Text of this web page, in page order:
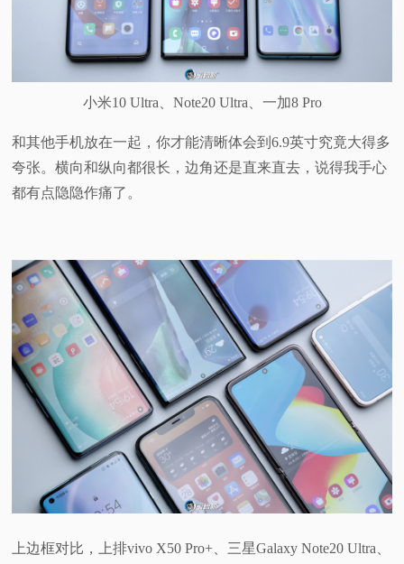
小米10 Ultra、Note20 Ultra、一加8 Pro
和其他手机放在一起，你才能清晰体会到6.9英寸究竟大得多
夸张。横向和纵向都很长，边角还是直来直去，说得我手心
都有点隐隐作痛了。
上边框对比，上排vivo X50 Pro+、三星Galaxy Note20 Ultra、